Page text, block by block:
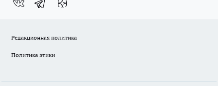
Редакционная политика
Политика этики